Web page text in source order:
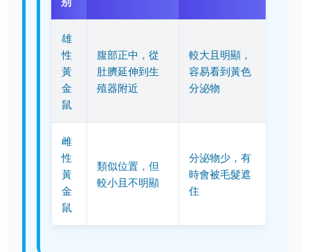
雄
性
黃
金
鼠
腹部正中，從
肚臍延伸到生
殖器附近
較大且明顯，
容易看到黃色
分泌物
雌
性
黃
金
鼠
類似位置，但
較小且不明顯
分泌物少，有
時會被毛髮遮
住